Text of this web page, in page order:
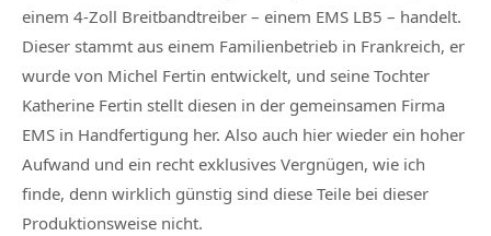
einem 4-Zoll Breitbandtreiber – einem EMS LB5 – handelt.
Dieser stammt aus einem Familienbetrieb in Frankreich, er
wurde von Michel Fertin entwickelt, und seine Tochter
Katherine Fertin stellt diesen in der gemeinsamen Firma
EMS in Handfertigung her. Also auch hier wieder ein hoher
Aufwand und ein recht exklusives Vergnügen, wie ich
finde, denn wirklich günstig sind diese Teile bei dieser
Produktionsweise nicht.